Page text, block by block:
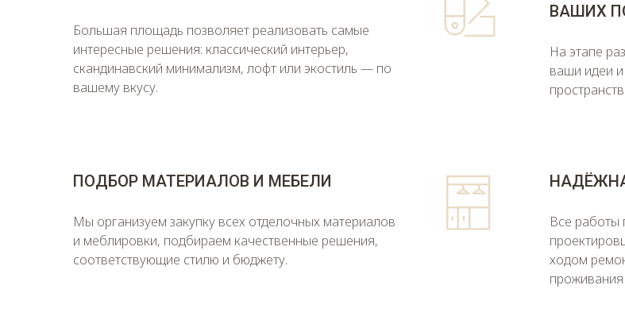
Большая площадь позволяет реализовать самые
интересные решения: классический интерьер,
скандинавский минимализм, лофт или экостиль — по
вашему вкусу.
ВАШИХ
На этапе
ваши идеи
ПОДБОР МАТЕРИАЛОВ И МЕБЕЛИ
Мы организуем закупку всех отделочных материалов
и меблировки, подбираем качественные решения,
соответствующие стилю и бюджету.
Все работы
ходом
проживания